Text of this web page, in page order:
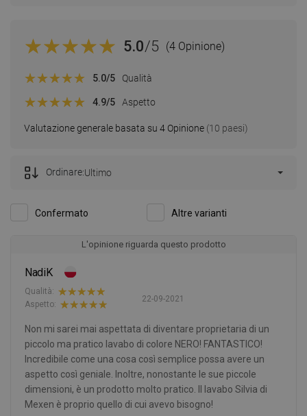
5.0/5 (4 Opinione)
Valutazione generale basata su 4 Opinione (10 paesi)
5.0/5 Qualità
4.9/5 Aspetto
Confermato Altre varianti
Ordinare:Ultimo
L'opinione riguarda questo prodotto
NadiK
22-09-2021
Qualità:
Aspetto:
Non mi sarei mai aspettata di diventare proprietaria di un
piccolo ma pratico lavabo di colore NERO! FANTASTICO!
Incredibile come una cosa così semplice possa avere un
aspetto così geniale. Inoltre, nonostante le sue piccole
dimensioni, è un prodotto molto pratico. Il lavabo Silvia di
Mexen è proprio quello di cui avevo bisogno!